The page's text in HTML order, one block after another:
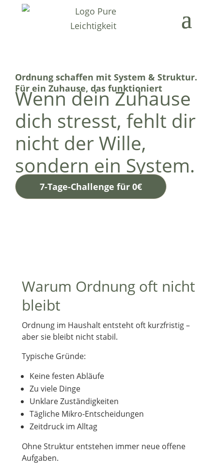
Ordnung schaffen mit System & Struktur.
Für ein Zuhause, das funktioniert
Wenn dein Zuhause
dich stresst, fehlt dir
nicht der Wille,
sondern ein System.
7-Tage-Challenge für 0€
Warum Ordnung oft nicht
bleibt
Ordnung im Haushalt entsteht oft kurzfristig –
aber sie bleibt nicht stabil.
Typische Gründe:
Keine festen Abläufe
Zu viele Dinge
Unklare Zuständigkeiten
Tägliche Mikro-Entscheidungen
Zeitdruck im Alltag
Ohne Struktur entstehen immer neue offene
Aufgaben.